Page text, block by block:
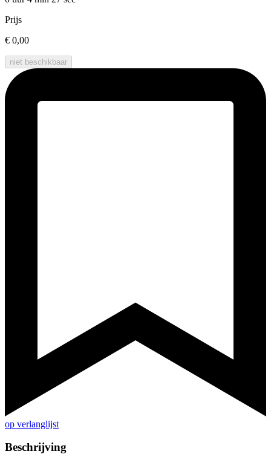
Prijs
€ 0,00
niet beschikbaar
op verlanglijst
Beschrijving